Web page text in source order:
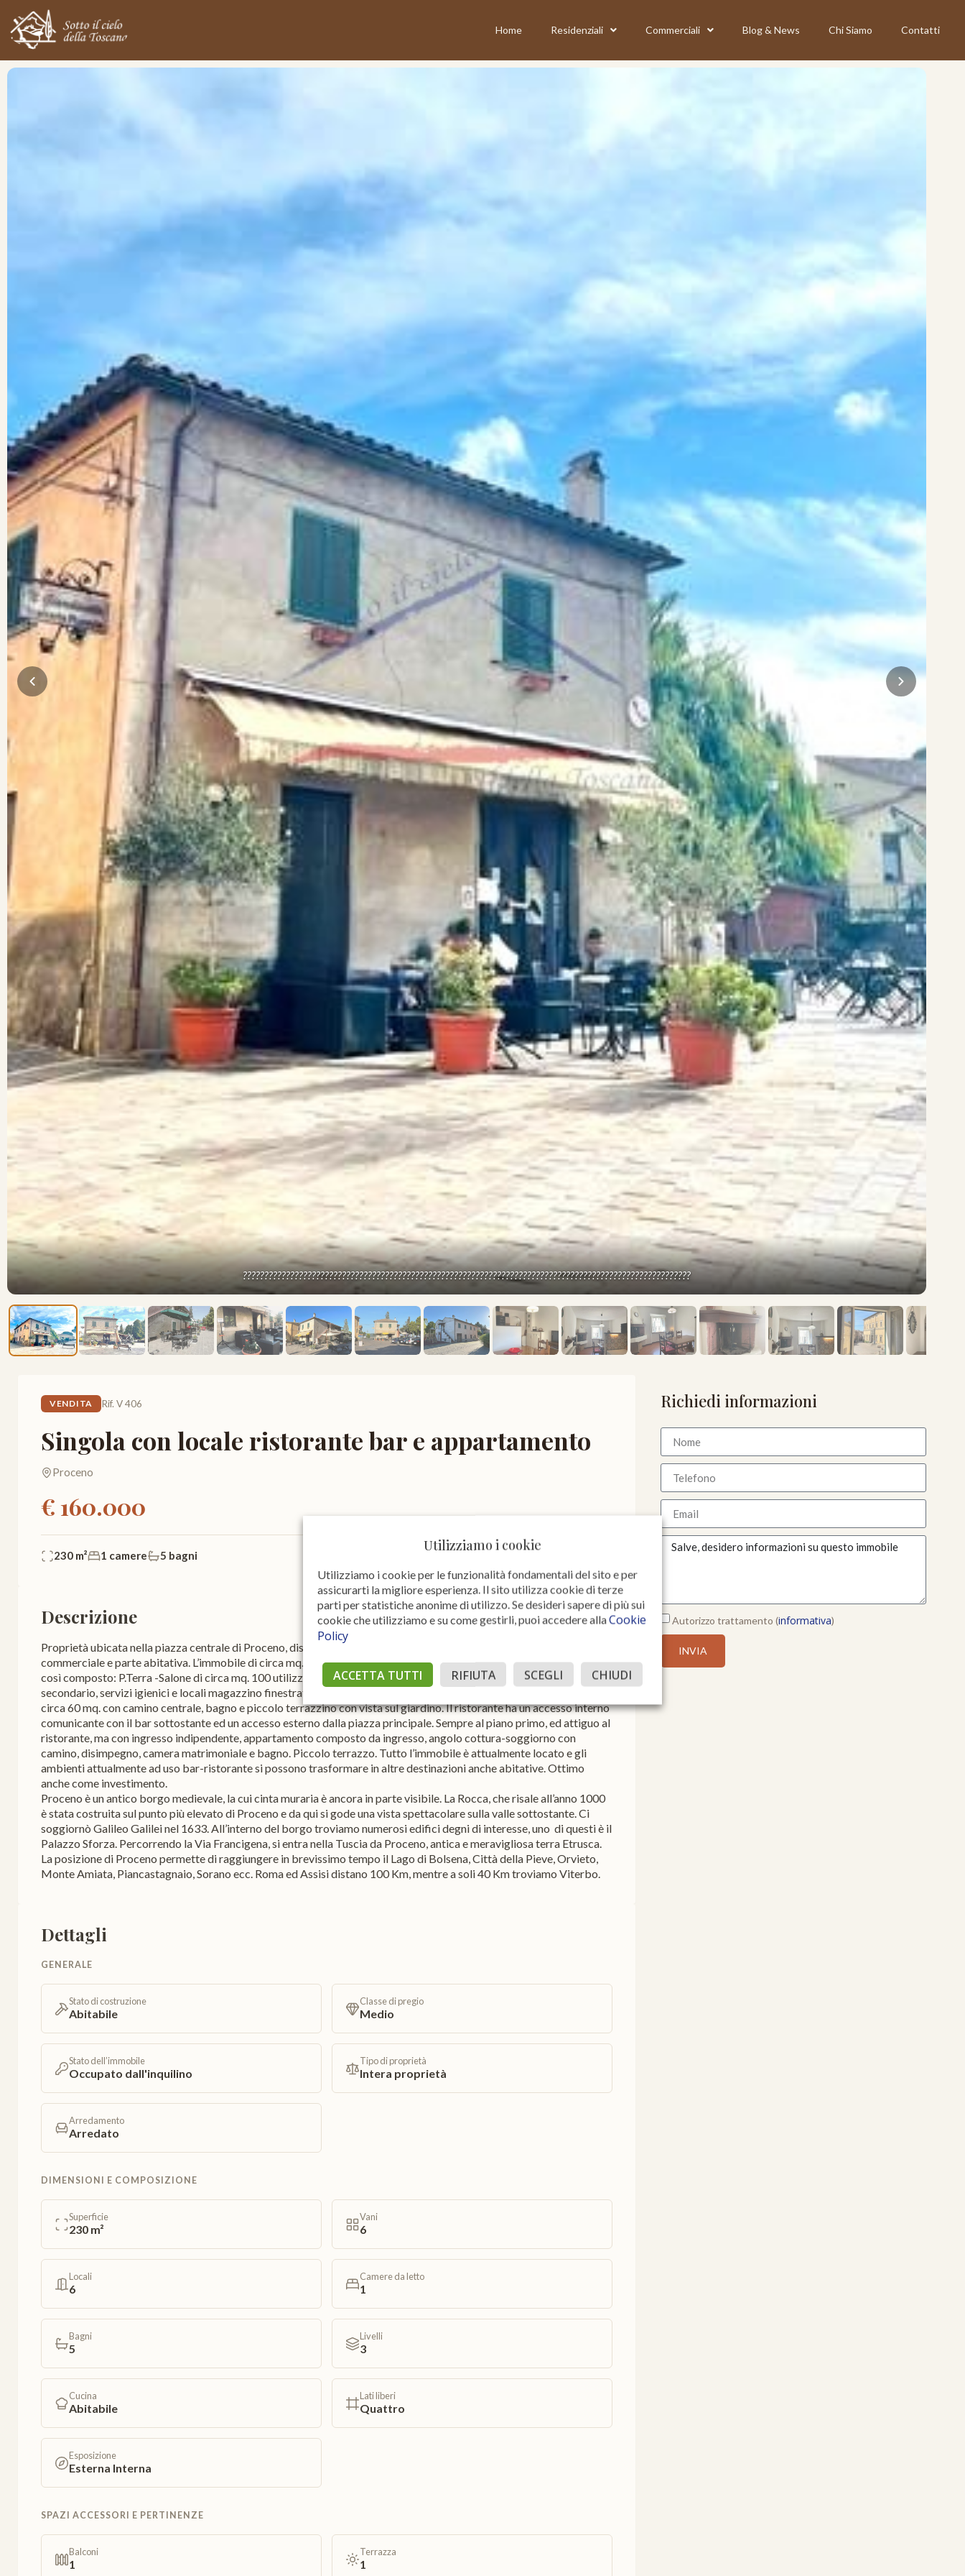
Home Residenziali Commerciali Blog & News Chi Siamo Contatti
????????????????????????????????????????????????????????????????????????????????????????????????????????
VENDITA Rif. V 406
Singola con locale ristorante bar e appartamento
Proceno
€ 160.000
230 m² 1 camere 5 bagni
Descrizione
Proprietà ubicata nella piazza centrale di Proceno, disposta su due livelli e distinta in due unità con destinazione parte
commerciale e parte abitativa. L’immobile di circa mq. 230 è completamente indipendente, con doppio ingresso ed è
così composto: P.Terra -Salone di circa mq. 100 utilizzato con attività di bar – sala da tè, grande cucina con accesso
secondario, servizi igienici e locali magazzino finestrati posti nel seminterrato. Piano primo: Ampia sala ristorante di
circa 60 mq. con camino centrale, bagno e piccolo terrazzino con vista sul giardino. Il ristorante ha un accesso interno
comunicante con il bar sottostante ed un accesso esterno dalla piazza principale. Sempre al piano primo, ed attiguo al
ristorante, ma con ingresso indipendente, appartamento composto da ingresso, angolo cottura-soggiorno con
camino, disimpegno, camera matrimoniale e bagno. Piccolo terrazzo. Tutto l’immobile è attualmente locato e gli
ambienti attualmente ad uso bar-ristorante si possono trasformare in altre destinazioni anche abitative. Ottimo
anche come investimento.
Proceno è un antico borgo medievale, la cui cinta muraria è ancora in parte visibile. La Rocca, che risale all’anno 1000
è stata costruita sul punto più elevato di Proceno e da qui si gode una vista spettacolare sulla valle sottostante. Ci
soggiornò Galileo Galilei nel 1633. All’interno del borgo troviamo numerosi edifici degni di interesse, uno di questi è il
Palazzo Sforza. Percorrendo la Via Francigena, si entra nella Tuscia da Proceno, antica e meravigliosa terra Etrusca.
La posizione di Proceno permette di raggiungere in brevissimo tempo il Lago di Bolsena, Città della Pieve, Orvieto,
Monte Amiata, Piancastagnaio, Sorano ecc. Roma ed Assisi distano 100 Km, mentre a soli 40 Km troviamo Viterbo.
Dettagli
GENERALE
Stato di costruzione
Abitabile
Classe di pregio
Medio
Stato dell’immobile
Occupato dall'inquilino
Tipo di proprietà
Intera proprietà
Arredamento
Arredato
DIMENSIONI E COMPOSIZIONE
Superficie
230 m²
Vani
6
Locali
6
Camere da letto
1
Bagni
5
Livelli
3
Cucina
Abitabile
Lati liberi
Quattro
Esposizione
Esterna Interna
SPAZI ACCESSORI E PERTINENZE
Balconi
1
Terrazza
1
Richiedi informazioni
Autorizzo trattamento (informativa)
INVIA
Utilizziamo i cookie
Utilizziamo i cookie per le funzionalità fondamentali del sito e per
assicurarti la migliore esperienza. Il sito utilizza cookie di terze
parti per statistiche anonime di utilizzo. Se desideri sapere di più sui
cookie che utilizziamo e su come gestirli, puoi accedere allaCookie
Policy
ACCETTA TUTTI RIFIUTA SCEGLI CHIUDI